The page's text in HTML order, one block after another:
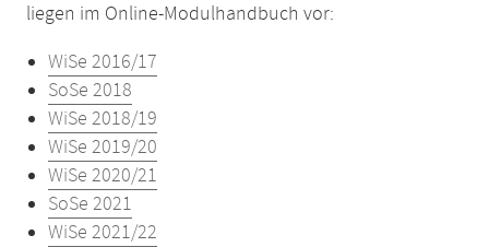
liegen im Online-Modulhandbuch vor:
WiSe 2016/17
SoSe 2018
WiSe 2018/19
WiSe 2019/20
WiSe 2020/21
SoSe 2021
WiSe 2021/22